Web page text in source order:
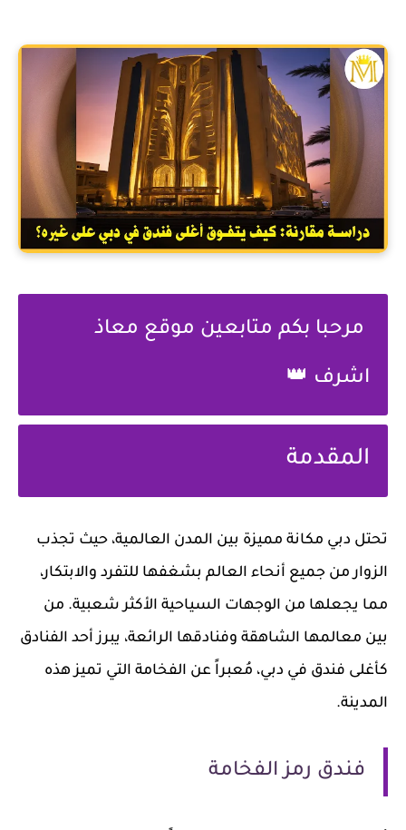
مرحبا بكم متابعين موقع معاذ
اشرف 👑
المقدمة
تحتل دبي مكانة مميزة بين المدن العالمية، حيث تجذب
الزوار من جميع أنحاء العالم بشغفها للتفرد والابتكار،
مما يجعلها من الوجهات السياحية الأكثر شعبية. من
بين معالمها الشاهقة وفنادقها الرائعة، يبرز أحد الفنادق
كأغلى فندق في دبي، مُعبراً عن الفخامة التي تميز هذه
المدينة.
فندق رمز الفخامة